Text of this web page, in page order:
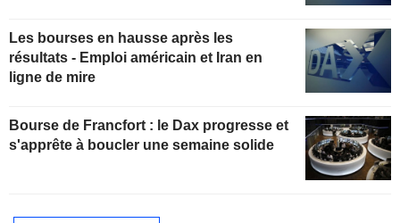
Les bourses en hausse après les
résultats - Emploi américain et Iran en
ligne de mire
Bourse de Francfort : le Dax progresse et
s'apprête à boucler une semaine solide